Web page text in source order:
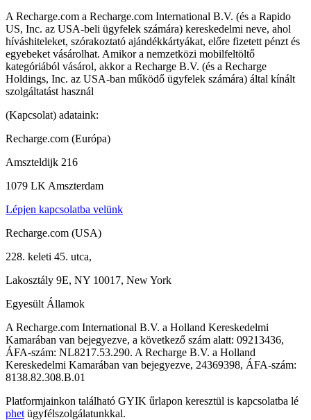
A Recharge.com a Recharge.com International B.V. (és a Rapido
US, Inc. az USA-beli ügyfelek számára) kereskedelmi neve, ahol
híváshiteleket, szórakoztató ajándékkártyákat, előre fizetett pénzt és
egyebeket vásárolhat. Amikor a nemzetközi mobilfeltöltő
kategóriából vásárol, akkor a Recharge B.V. (és a Recharge
Holdings, Inc. az USA-ban működő ügyfelek számára) által kínált
szolgáltatást használ
(Kapcsolat) adataink:
Recharge.com (Európa)
Amszteldijk 216
1079 LK Amszterdam
Lépjen kapcsolatba velünk
Recharge.com (USA)
228. keleti 45. utca,
Lakosztály 9E, NY 10017, New York
Egyesült Államok
A Recharge.com International B.V. a Holland Kereskedelmi
Kamarában van bejegyezve, a következő szám alatt: 09213436,
ÁFA-szám: NL8217.53.290. A Recharge B.V. a Holland
Kereskedelmi Kamarában van bejegyezve, 24369398, ÁFA-szám:
8138.82.308.B.01
Platformjainkon található GYIK űrlapon keresztül is kapcsolatba lé
phet ügyfélszolgálatunkkal.